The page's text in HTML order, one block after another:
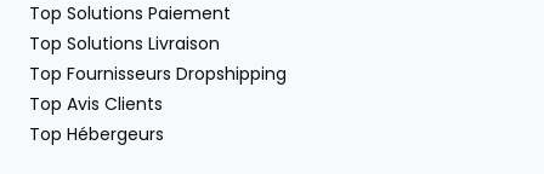
Top Solutions Paiement
Top Solutions Livraison
Top Fournisseurs Dropshipping
Top Avis Clients
Top Hébergeurs